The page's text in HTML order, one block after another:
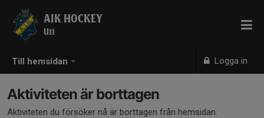
Till hemsidan Logga in
AIK HOCKEY
U11
Aktiviteten är borttagen
Aktiviteten du försöker nå är borttagen från hemsidan.